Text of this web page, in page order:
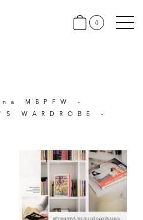
0
MBPFW -
WARDROBE -